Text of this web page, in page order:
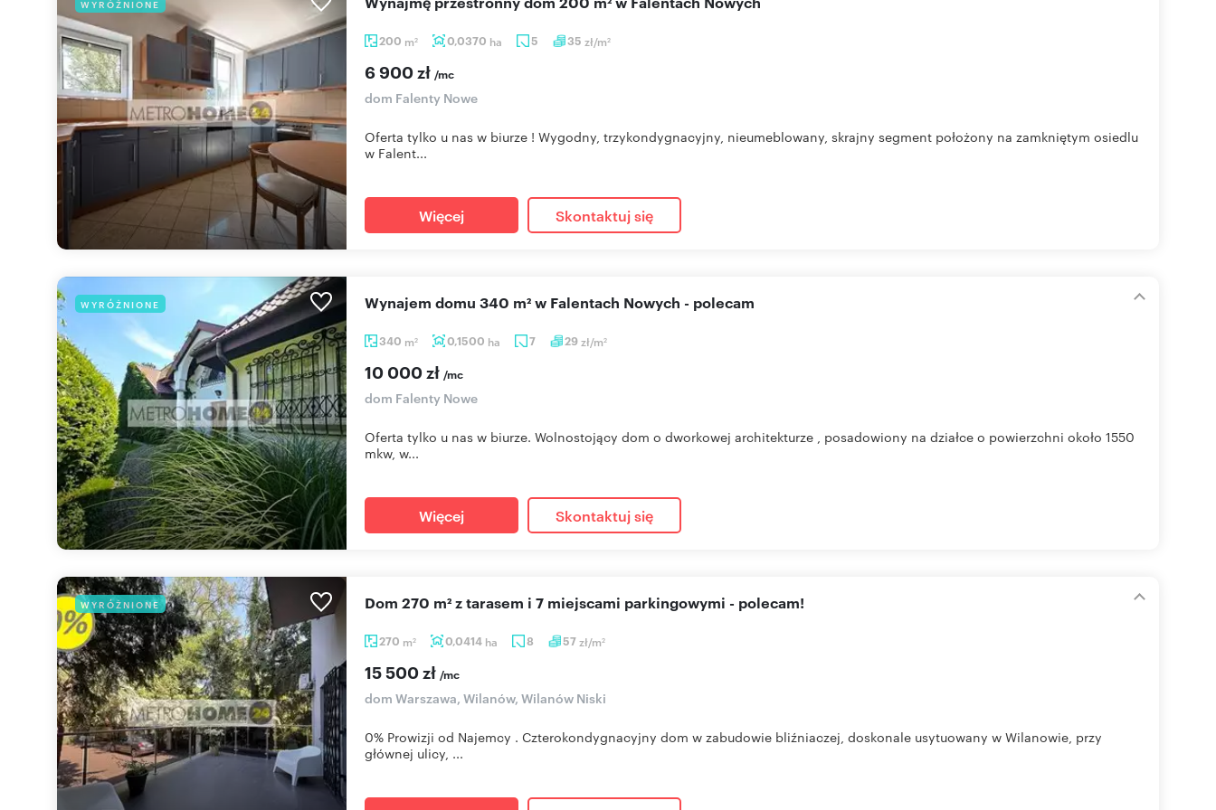
WYRÓŻNIONE
200 m2 0,0370 ha 5 35 zł/m2
6 900 zł /mc
dom Falenty Nowe
Oferta tylko u nas w biurze ! Wygodny, trzykondygnacyjny, nieumeblowany, skrajny segment położony na zamkniętym osiedlu
w Falent...
Więcej Skontaktuj się
WYRÓŻNIONE
340 m2 0,1500 ha 7 29zł/m2
Wynajem domu 340 m² w Falentach Nowych - polecam
10 000 zł /mc
dom Falenty Nowe
Oferta tylko u nas w biurze. Wolnostojący dom o dworkowej architekturze , posadowiony na działce o powierzchni około 1550
mkw, w...
Więcej Skontaktuj się
WYRÓŻNIONE
270 m2 0,0414 ha 8 57zł/m2
Dom 270 m² z tarasem i 7 miejscami parkingowymi - polecam!
15 500 zł /mc
dom Warszawa, Wilanów, Wilanów Niski
0% Prowizji od Najemcy . Czterokondygnacyjny dom w zabudowie bliźniaczej, doskonale usytuowany w Wilanowie, przy
głównej ulicy, ...